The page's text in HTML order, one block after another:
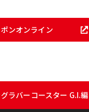
ンオンライン
ラバーコースター G.I.編